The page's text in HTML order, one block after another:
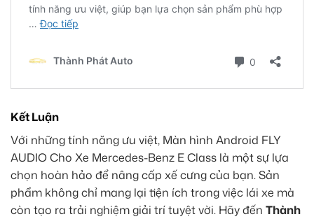
Kết Luận
Với những tính năng ưu việt, Màn hình Android FLY
AUDIO Cho Xe Mercedes-Benz E Class là một sự lựa
chọn hoàn hảo để nâng cấp xế cưng của bạn. Sản
phẩm không chỉ mang lại tiện ích trong việc lái xe mà
còn tạo ra trải nghiệm giải trí tuyệt vời. Hãy đến Thành